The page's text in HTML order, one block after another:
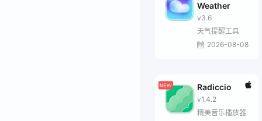
Weather
v3.6
天气提醒工具
2026-08-08
Radiccio
v1.4.2
精美音乐播放器